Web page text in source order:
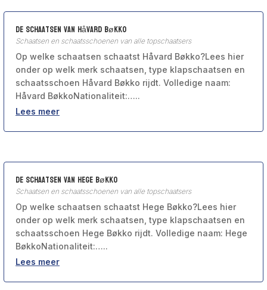
De schaatsen van Håvard Bøkko
Schaatsen en schaatsschoenen van alle topschaatsers
Op welke schaatsen schaatst Håvard Bøkko?Lees hier
onder op welk merk schaatsen, type klapschaatsen en
schaatsschoen Håvard Bøkko rijdt. Volledige naam:
Håvard BøkkoNationaliteit:…..
Lees meer
De schaatsen van Hege Bøkko
Schaatsen en schaatsschoenen van alle topschaatsers
Op welke schaatsen schaatst Hege Bøkko?Lees hier
onder op welk merk schaatsen, type klapschaatsen en
schaatsschoen Hege Bøkko rijdt. Volledige naam: Hege
BøkkoNationaliteit:…..
Lees meer